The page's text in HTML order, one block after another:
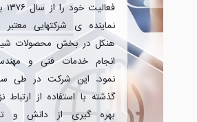
نماینده ی شرکتهایی
هنکل در بخش محصولات
انجام خدمات فنی و
نمود. این شرکت در طی
گذشته با استفاده از ارتباط
بهره گیری از دانش و